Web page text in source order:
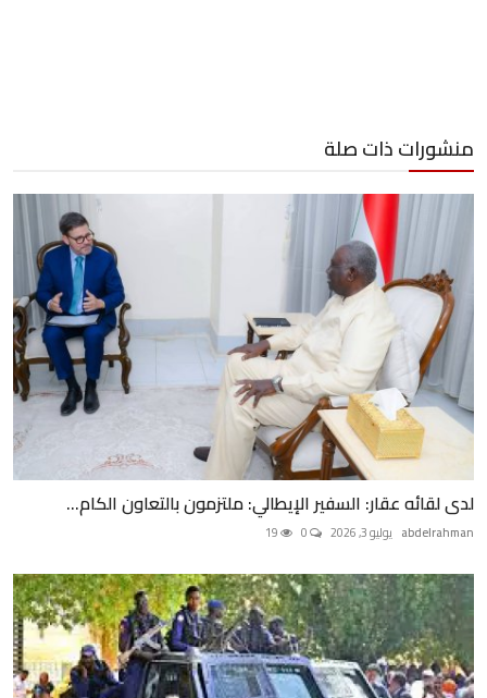
منشورات ذات صلة
لدى لقائه عقار: السفير الإيطالي: ملتزمون بالتعاون الكام...
abdelrahman يوليو 3, 2026